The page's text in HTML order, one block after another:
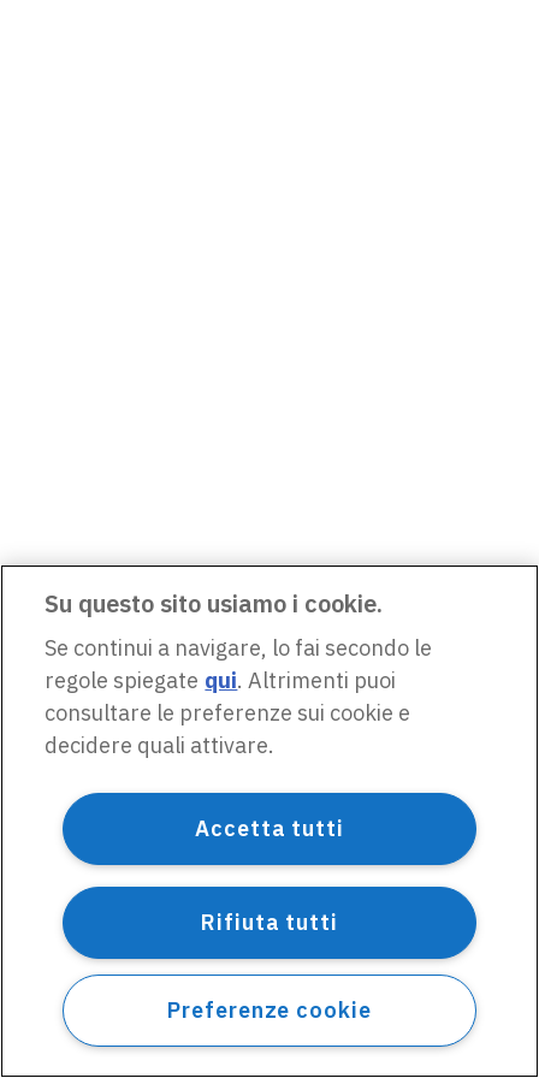
Su questo sito usiamo i cookie.
Se continui a navigare, lo fai secondo le
regole spiegate qui. Altrimenti puoi
consultare le preferenze sui cookie e
decidere quali attivare.
Accetta tutti
Rifiuta tutti
Preferenze cookie